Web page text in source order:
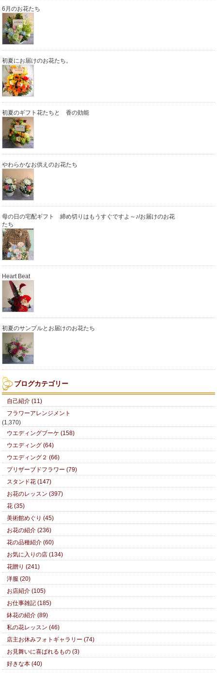
6月のお花たち
初夏にお届けのお花たち。
初夏のギフト花たちと 香の効能
やわらかなお供えのお花たち
母の日の宅配ギフト 締め切りはもうすぐですよ～♪/お届けのお花
たち
Heart Beat
初夏のサンプルとお届けのお花たち
ブログカテゴリー
自己紹介 (11)
フラワーアレンジメント
(1,370)
ウエディングブーケ (158)
ウエディング (64)
ウエディング２ (66)
プリザーブドフラワー (79)
スタンド花 (147)
お花のレッスン (397)
花 (35)
美術館めぐり (45)
お花の紹介 (236)
花の品種紹介 (60)
お気に入りの店 (134)
花贈り (241)
洋服 (20)
お店紹介 (105)
お仕事雑記 (185)
鉢花の紹介 (89)
私の花レッスン (46)
店主お休みフォトギャラリー (74)
お見舞いに喜ばれるもの (3)
好きな本 (40)